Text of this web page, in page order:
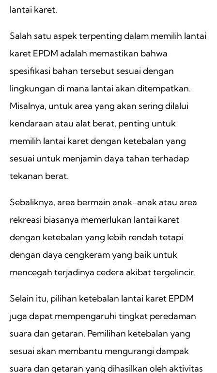
lantai karet.
Salah satu aspek terpenting dalam memilih lantai
karet EPDM adalah memastikan bahwa
spesifikasi bahan tersebut sesuai dengan
lingkungan di mana lantai akan ditempatkan.
Misalnya, untuk area yang akan sering dilalui
kendaraan atau alat berat, penting untuk
memilih lantai karet dengan ketebalan yang
sesuai untuk menjamin daya tahan terhadap
tekanan berat.
Sebaliknya, area bermain anak-anak atau area
rekreasi biasanya memerlukan lantai karet
dengan ketebalan yang lebih rendah tetapi
dengan daya cengkeram yang baik untuk
mencegah terjadinya cedera akibat tergelincir.
Selain itu, pilihan ketebalan lantai karet EPDM
juga dapat mempengaruhi tingkat peredaman
suara dan getaran. Pemilihan ketebalan yang
sesuai akan membantu mengurangi dampak
suara dan getaran yang dihasilkan oleh aktivitas